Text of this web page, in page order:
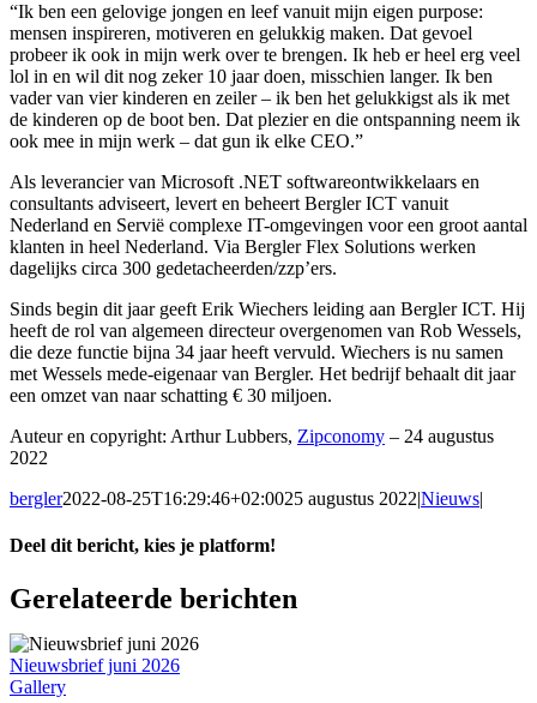
“Ik ben een gelovige jongen en leef vanuit mijn eigen purpose:
mensen inspireren, motiveren en gelukkig maken. Dat gevoel
probeer ik ook in mijn werk over te brengen. Ik heb er heel erg veel
lol in en wil dit nog zeker 10 jaar doen, misschien langer. Ik ben
vader van vier kinderen en zeiler – ik ben het gelukkigst als ik met
de kinderen op de boot ben. Dat plezier en die ontspanning neem ik
ook mee in mijn werk – dat gun ik elke CEO.”
Als leverancier van Microsoft .NET softwareontwikkelaars en
consultants adviseert, levert en beheert Bergler ICT vanuit
Nederland en Servië complexe IT-omgevingen voor een groot aantal
klanten in heel Nederland. Via Bergler Flex Solutions werken
dagelijks circa 300 gedetacheerden/zzp’ers.
Sinds begin dit jaar geeft Erik Wiechers leiding aan Bergler ICT. Hij
heeft de rol van algemeen directeur overgenomen van Rob Wessels,
die deze functie bijna 34 jaar heeft vervuld. Wiechers is nu samen
met Wessels mede-eigenaar van Bergler. Het bedrijf behaalt dit jaar
een omzet van naar schatting € 30 miljoen.
Auteur en copyright: Arthur Lubbers, Zipconomy – 24 augustus
2022
bergler2022-08-25T16:29:46+02:0025 augustus 2022|Nieuws|
Deel dit bericht, kies je platform!
Facebook
X
LinkedIn
WhatsApp
E-
mail
Gerelateerde berichten
Nieuwsbrief juni 2026
Gallery